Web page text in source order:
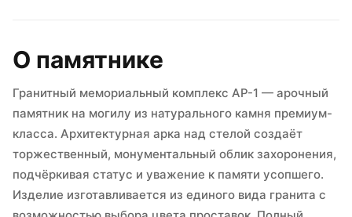
О памятнике
Гранитный мемориальный комплекс АР-1 — арочный
памятник на могилу из натурального камня премиум-
класса. Архитектурная арка над стелой создаёт
торжественный, монументальный облик захоронения,
подчёркивая статус и уважение к памяти усопшего.
Изделие изготавливается из единого вида гранита с